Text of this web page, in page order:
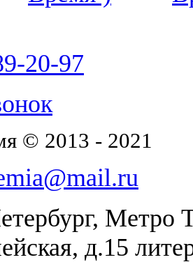
20-97
© 2013 - 2021
Метро
д.15